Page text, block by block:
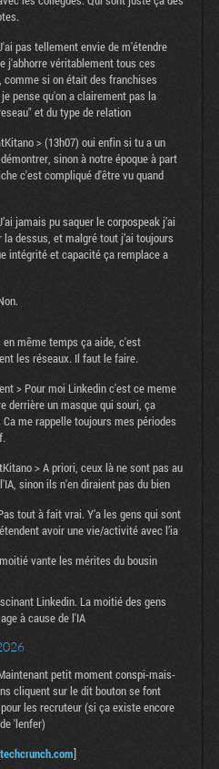
pas tellement envie de m'étendre
j'abhorre véritablement tous ces
comme si on était des franchises
pense qu'on a clairement pas la
et du type de relation
> (13h07) oui enfin si tu a un
sinon à notre époque à part
c'est compliqué d'être vu quand
jamais pu saquer le corpospeak j’ai
dessus, et malgré tout j’ai toujours
intégrité et capacité ça remplace a
en même temps ça aide, c'est
les réseaux. Il faut le faire.
> Pour moi Linkedin c'est ce meme
derrière un masque qui souri, ça
me rappelle toujours mes périodes
> A priori, ceux là ne sont pas au
sinon ils n'en diraient pas du bien
tout à fait vrai. Y’a les gens qui sont
avoir une vie/activité avec l’ia
vante les mérites du bousin
Linkedin. La moitié des gens
à cause de l'IA
petit moment conspi-mais-
cliquent sur le dit bouton se font
les recruteur (si ça existe encore
'lenfer)
techcrunch.com]